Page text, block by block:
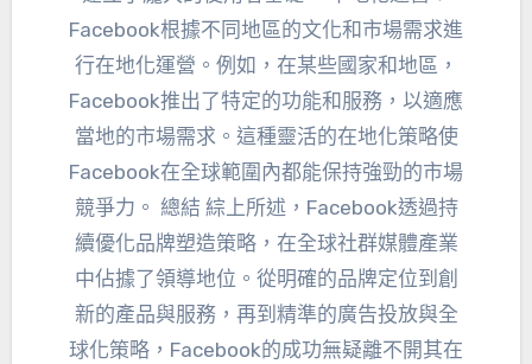
Facebook根據不同地區的文化和市場需求進
行在地化運營。例如，在某些國家和地區，
Facebook推出了特定的功能和服務，以適應
當地的市場需求。這種靈活的在地化策略使
Facebook在全球範圍內都能保持強勁的市場
競爭力。 總結 綜上所述，Facebook透過持
續優化品牌塑造策略，在全球社群媒體產業
中佔據了領導地位。從明確的品牌定位到創
新的產品與服務，再到精準的廣告投放與全
球化策略，Facebook的成功無疑離不開其在